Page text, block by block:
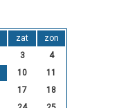
zat
zon
3
4
10
11
17
18